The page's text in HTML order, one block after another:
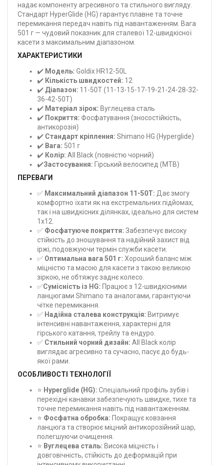
надає компоненту агресивного та стильного вигляду.
Стандарт HyperGlide (HG) гарантує плавне та точне
перемикання передач навіть під навантаженням. Вага
501 г — чудовий показник для сталевої 12-швидкісної
касети з максимальним діапазоном.
ХАРАКТЕРИСТИКИ
✔️ Модель: Goldix HR12-50L
✔️ Кількість швидкостей: 12
✔️ Діапазон: 11-50T (11-13-15-17-19-21-24-28-32-
36-42-50T)
✔️ Матеріал зірок: Вуглецева сталь
✔️ Покриття: Фосфатування (зносостійкість,
антикорозія)
✔️ Стандарт кріплення: Shimano HG (Hyperglide)
✔️ Вага: 501 г
✔️ Колір: All Black (повністю чорний)
✔️Застосування: Гірський велосипед (MTB)
ПЕРЕВАГИ
✅ Максимальний діапазон 11-50T: Дає змогу
комфортно їхати як на екстремальних підйомах,
так і на швидкісних ділянках, ідеально для систем
1x12.
✅ Фосфатуюче покриття: Забезпечує високу
стійкість до зношування та надійний захист від
іржі, подовжуючи термін служби касети.
✅ Оптимальна вага 501 г: Хороший баланс між
міцністю та масою для касети з такою великою
зіркою, не обтяжує заднє колесо.
✅Сумісність із HG: Працює з 12-швидкісними
ланцюгами Shimano та аналогами, гарантуючи
чітке перемикання.
✅ Надійна сталева конструкція: Витримує
інтенсивні навантаження, характерні для
гірського катання, трейлу та ендуро.
✅ Стильний чорний дизайн: All Black колір
виглядає агресивно та сучасно, пасує до будь-
якої рами.
ОСОБЛИВОСТІ ТЕХНОЛОГІЇ
⭐ Hyperglide (HG): Спеціальний профіль зубів і
перехідні канавки забезпечують швидке, тихе та
точне перемикання навіть під навантаженням.
⭐ Фосфатна обробка: Покращує ковзання
ланцюга та створює міцний антикорозійний шар,
полегшуючи очищення.
⭐ Вуглецева сталь: Висока міцність і
довговічність, стійкість до деформацій при